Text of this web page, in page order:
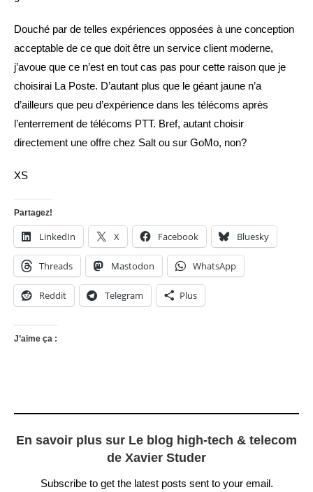
Douché par de telles expériences opposées à une conception
acceptable de ce que doit être un service client moderne,
j’avoue que ce n’est en tout cas pas pour cette raison que je
choisirai La Poste. D’autant plus que le géant jaune n’a
d’ailleurs que peu d’expérience dans les télécoms après
l’enterrement de télécoms PTT. Bref, autant choisir
directement une offre chez Salt ou sur GoMo, non?
XS
Partagez!
LinkedIn X Facebook Bluesky
Threads Mastodon WhatsApp
Reddit Telegram Plus
J’aime ça :
En savoir plus sur Le blog high-tech & telecom
de Xavier Studer
Subscribe to get the latest posts sent to your email.